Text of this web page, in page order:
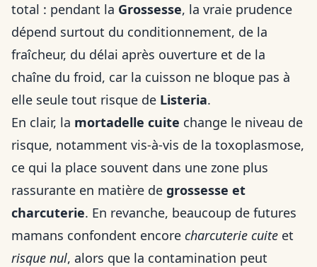
total : pendant la Grossesse, la vraie prudence
dépend surtout du conditionnement, de la
fraîcheur, du délai après ouverture et de la
chaîne du froid, car la cuisson ne bloque pas à
elle seule tout risque de Listeria.
En clair, la mortadelle cuite change le niveau de
risque, notamment vis-à-vis de la toxoplasmose,
ce qui la place souvent dans une zone plus
rassurante en matière de grossesse et
charcuterie. En revanche, beaucoup de futures
mamans confondent encore charcuterie cuite et
risque nul, alors que la contamination peut